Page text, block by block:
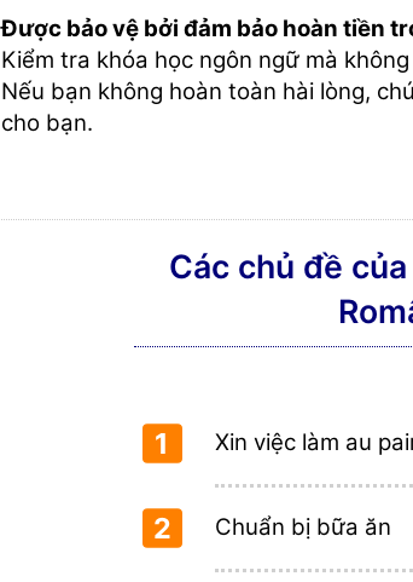
Được bảo vệ bởi đảm bảo hoàn tiền
Kiểm tra khóa học ngôn ngữ mà
Nếu bạn không hoàn toàn hài lòng,
cho bạn.
Các chủ đề
1 Xin việc làm au
2 Chuẩn bị bữa ăn